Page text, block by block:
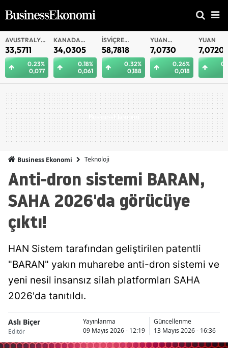
AVUSTRALYA
DOLARI
33,5711
0.23%
0,077
KANADA
DOLARI
34,0305
0.18%
0,061
İSVIÇRE
FRANKI
58,7818
0.32%
0,188
YUAN
OFFSHORE
7,0730
0.26%
0,018
YUAN
7,0720
Business Ekonomi Teknoloji
Anti-dron sistemi BARAN,
SAHA 2026'da görücüye
çıktı!
HAN Sistem tarafından geliştirilen patentli
"BARAN" yakın muharebe anti-dron sistemi ve
yeni nesil insansız silah platformları SAHA
2026'da tanıtıldı.
Aslı Biçer
Editör
Yayınlanma
09 Mayıs 2026 - 12:19
Güncellenme
13 Mayıs 2026 - 16:36